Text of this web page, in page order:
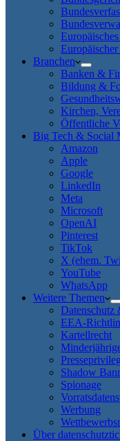
Branchen
Banken &
Bildung &
Kirchen,
Öffentliche
Big Tech & Social
Amazon
Apple
Google
LinkedIn
Meta
Microsoft
OpenAI
Pinterest
TikTok
X (ehem.
YouTube
WhatsApp
Weitere Themen
Datenschutz
EEA-
Kartellrecht
Presseprivileg
Shadow
Spionage
Werbung
Über